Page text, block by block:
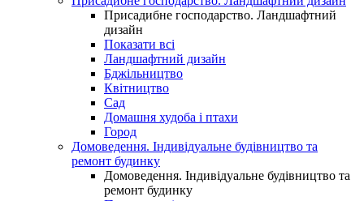
Присадибне господарство. Ландшафтний
дизайн
Показати всі
Ландшафтний дизайн
Бджільництво
Квітництво
Сад
Домашня худоба і птахи
Город
Домоведення. Індивідуальне будівництво та
ремонт будинку
Домоведення. Індивідуальне будівництво та
ремонт будинку